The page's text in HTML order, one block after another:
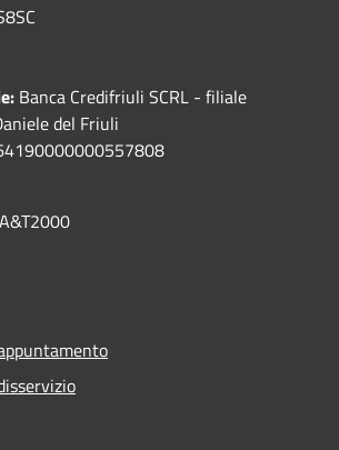
Banca Credifriuli SCRL - filiale
del Friuli